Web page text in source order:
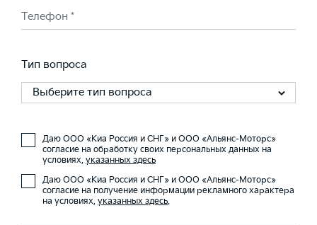
Телефон *
Тип вопроса
Выберите тип вопроса
Даю ООО «Киа Россия и СНГ» и ООО «Альянс-Моторс»
согласие на обработку своих персональных данных на
условиях, указанных здесь
Даю ООО «Киа Россия и СНГ» и ООО «Альянс-Моторс»
согласие на получение информации рекламного характера
на условиях, указанных здесь.